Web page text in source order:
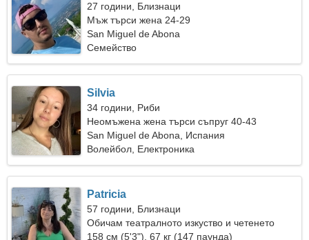
27 години, Близнаци
Мъж търси жена 24-29
San Miguel de Abona
Семейство
Silvia
34 години, Риби
Неомъжена жена търси съпруг 40-43
San Miguel de Abona, Испания
Волейбол, Електроника
Patricia
57 години, Близнаци
Обичам театралното изкуство и четенето
158 см (5'3"), 67 кг (147 паунда)